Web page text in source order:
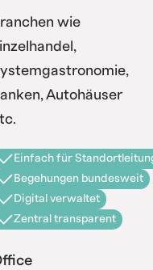
wie
Autohäuser
Einfach für
Begehungen bundesweit
Digital verwaltet
Zentral transparent